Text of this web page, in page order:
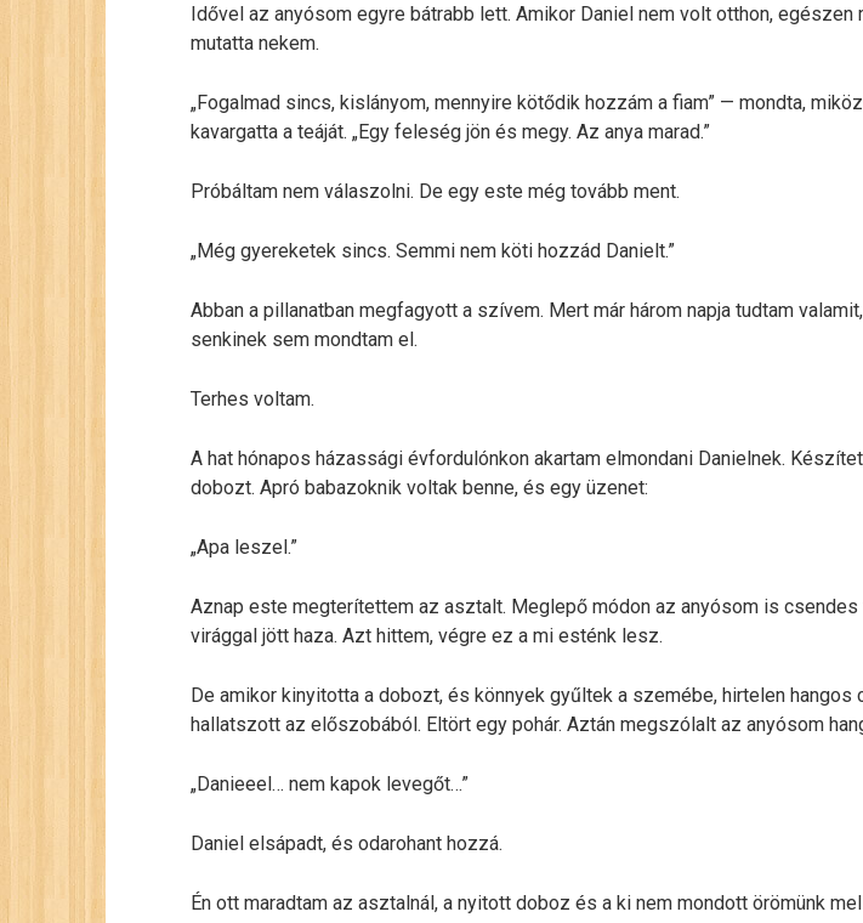
Idővel az anyósom egyre bátrabb lett. Amikor Daniel nem volt otthon, egészen
mutatta nekem.
„Fogalmad sincs, kislányom, mennyire kötődik hozzám a fiam” — mondta,
kavargatta a teáját. „Egy feleség jön és megy. Az anya marad.”
Próbáltam nem válaszolni. De egy este még tovább ment.
„Még gyereketek sincs. Semmi nem köti hozzád Danielt.”
Abban a pillanatban megfagyott a szívem. Mert már három napja tudtam
senkinek sem mondtam el.
Terhes voltam.
A hat hónapos házassági évfordulónkon akartam elmondani Danielnek.
dobozt. Apró babazoknik voltak benne, és egy üzenet:
„Apa leszel.”
Aznap este megterítettem az asztalt. Meglepő módon az anyósom is csendes
virággal jött haza. Azt hittem, végre ez a mi esténk lesz.
De amikor kinyitotta a dobozt, és könnyek gyűltek a szemébe, hirtelen hangos
hallatszott az előszobából. Eltört egy pohár. Aztán megszólalt az anyósom
„Danieeel… nem kapok levegőt…”
Daniel elsápadt, és odarohant hozzá.
Én ott maradtam az asztalnál, a nyitott doboz és a ki nem mondott örömünk